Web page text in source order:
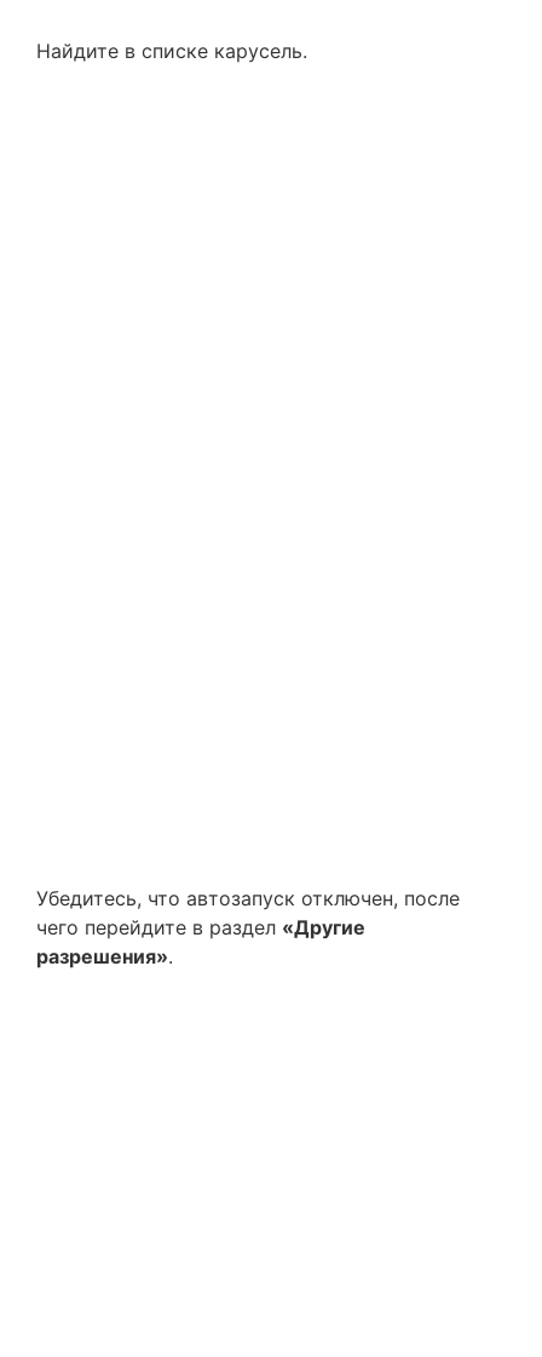
Найдите в списке карусель.
Убедитесь, что автозапуск отключен, после
чего перейдите в раздел «Другие
разрешения».